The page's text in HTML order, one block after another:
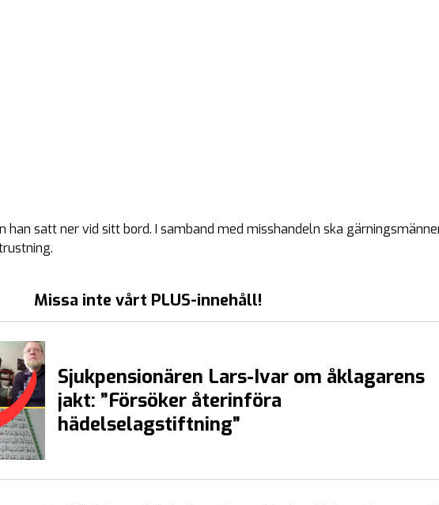
han satt ner vid sitt bord. I samband med misshandeln ska
Missa inte vårt PLUS-innehåll!
Sjukpensionären Lars-Ivar om åklagarens
jakt: ”Försöker återinföra
hädelselagstiftning”